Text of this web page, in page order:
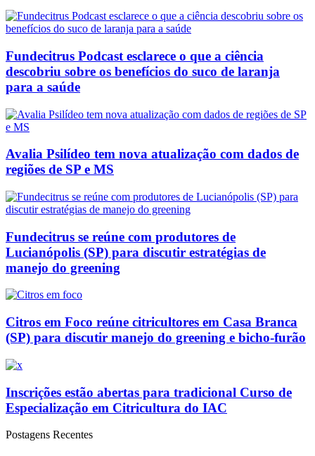
Fundecitrus Podcast esclarece o que a ciência
descobriu sobre os benefícios do suco de laranja
para a saúde
Avalia Psilídeo tem nova atualização com dados de
regiões de SP e MS
Fundecitrus se reúne com produtores de
Lucianópolis (SP) para discutir estratégias de
manejo do greening
Citros em Foco reúne citricultores em Casa Branca
(SP) para discutir manejo do greening e bicho-furão
Inscrições estão abertas para tradicional Curso de
Especialização em Citricultura do IAC
Postagens Recentes